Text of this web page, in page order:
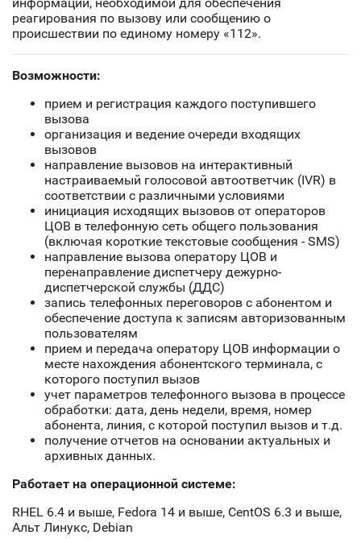
реагирования по вызову или сообщению о
происшествии по единому номеру «112».
Возможности:
прием и регистрация каждого поступившего
вызова
организация и ведение очереди входящих
вызовов
направление вызовов на интерактивный
настраиваемый голосовой автоответчик (IVR) в
соответствии с различными условиями
инициация исходящих вызовов от операторов
ЦОВ в телефонную сеть общего пользования
(включая короткие текстовые сообщения - SMS)
направление вызова оператору ЦОВ и
перенаправление диспетчеру дежурно-
диспетчерской службы (ДДС)
запись телефонных переговоров с абонентом и
обеспечение доступа к записям авторизованным
пользователям
прием и передача оператору ЦОВ информации о
месте нахождения абонентского терминала, с
которого поступил вызов
учет параметров телефонного вызова в процессе
обработки: дата, день недели, время, номер
абонента, линия, с которой поступил вызов и т.д.
получение отчетов на основании актуальных и
архивных данных.
Работает на операционной системе:
RHEL 6.4 и выше, Fedora 14 и выше, CentOS 6.3 и выше,
Альт Линукс, Debian